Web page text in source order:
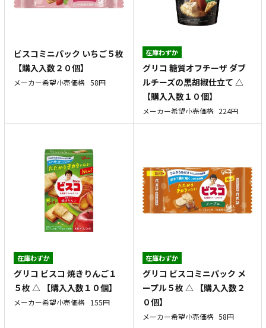
ビスコミニパック いちご５枚
【購入入数２０個】
メーカー希望小売価格 58円
在庫わずか
グリコ 糖質オフチーザ ダブ
ルチーズの黒胡椒仕立て △
【購入入数１０個】
メーカー希望小売価格 224円
在庫わずか
グリコ ビスコ 焼きりんご１
５枚 △ 【購入入数１０個】
メーカー希望小売価格 155円
在庫わずか
グリコ ビスコミニパック メ
ープル５枚 △ 【購入入数２
０個】
メーカー希望小売価格 58円